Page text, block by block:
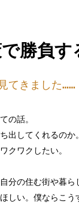
勝負す
てきました……
の話。
出してくれるのか。
クワクしたい。
分の住む街や暮
しい。僕ならこ